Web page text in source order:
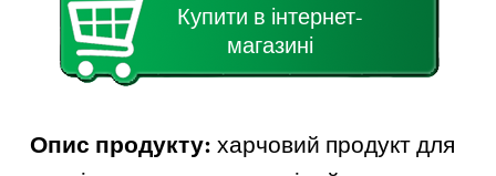
Купити в інтернет-
магазині
Опис продукту: харчовий продукт для